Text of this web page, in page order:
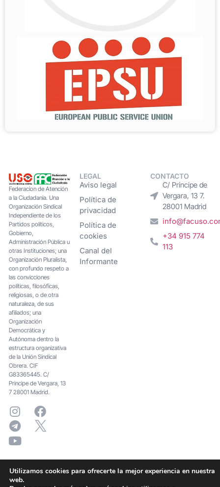
Federacion de Atención
a la Ciudadanía. Una
Organización Sindical
Independiente de los
Partidos políticos,
Gobierno,
Administración Pública u
otras Instituciones; una
Organización Pluralista,
con profundo respeto a
las convicciones
políticas, filosóficas,
religiosas, o de otra
naturaleza, de sus
afiliados; una
Organización
Democrática y
Autónoma dentro la
estructura organizativa
de la Unión Sindical
Obrera. CIF
G83365445. C/
Principe de Vergara, 13
7 28001 Madrid.
LEGAL
Aviso legal
Política de
privacidad
Política de
cookies
Canal del
Informante
CONTACTO
C/ Príncipe de
Vergara, 13 7.
28001 Madrid
+34 915 774
113
Utilizamos cookies para ofrecerte la mejor experiencia en nuestra
web.